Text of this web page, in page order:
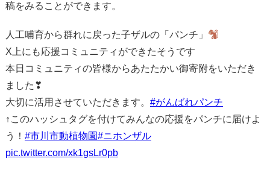
稿をみることができます。
人工哺育から群れに戻った子ザルの「パンチ」
X上にも応援コミュニティができたそうです
本日コミュニティの皆様からあたたかい御寄附をいただき
ました❣
大切に活用させていただきます。 #がんばれパンチ
↑このハッシュタグを付けてみんなの応援をパンチに届けよ
う！ #市川市動植物園#ニホンザル
pic.twitter.com/xk1gsLr0pb